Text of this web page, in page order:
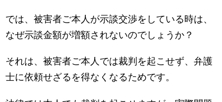
では、被害者ご本人が示談交渉をしている時は、
なぜ示談金額が増額されないのでしょうか？
それは、被害者ご本人では裁判を起こせず、弁護
士に依頼せざるを得なくなるためです。